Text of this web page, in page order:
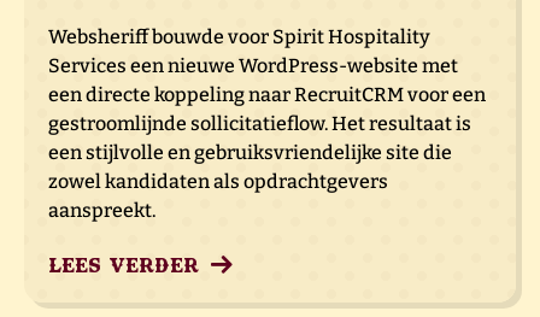
Websheriff bouwde voor Spirit Hospitality
Services een nieuwe WordPress-website met
een directe koppeling naar RecruitCRM voor een
gestroomlijnde sollicitatieflow. Het resultaat is
een stijlvolle en gebruiksvriendelijke site die
zowel kandidaten als opdrachtgevers
aanspreekt.
Lees verder